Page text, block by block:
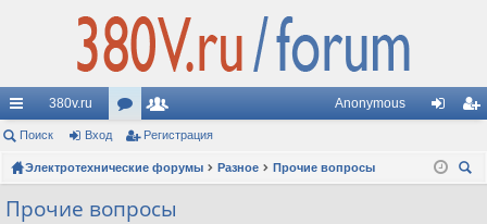
с
ы
лк
380v.ru
ор
ум
ол
ьз
Anonymous
д ис
Поиск Вход Регистрация
Электротехнические форумы Разное
Прочие вопросы
Прочие вопросы